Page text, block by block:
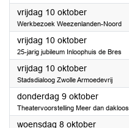
vrijdag 10 oktober2025
Werkbezoek Weezenlanden-Noord
vrijdag 10 oktober2025
25-jarig jubileum Inloophuis de Bres
vrijdag 10 oktober2025
Stadsdialoog Zwolle Armoedevrij
donderdag 9 oktober2025
Theatervoorstelling Meer dan dakloos
woensdag 8 oktober2025